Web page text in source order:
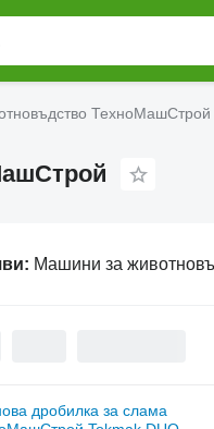
ТехноМашСтрой
Машини за